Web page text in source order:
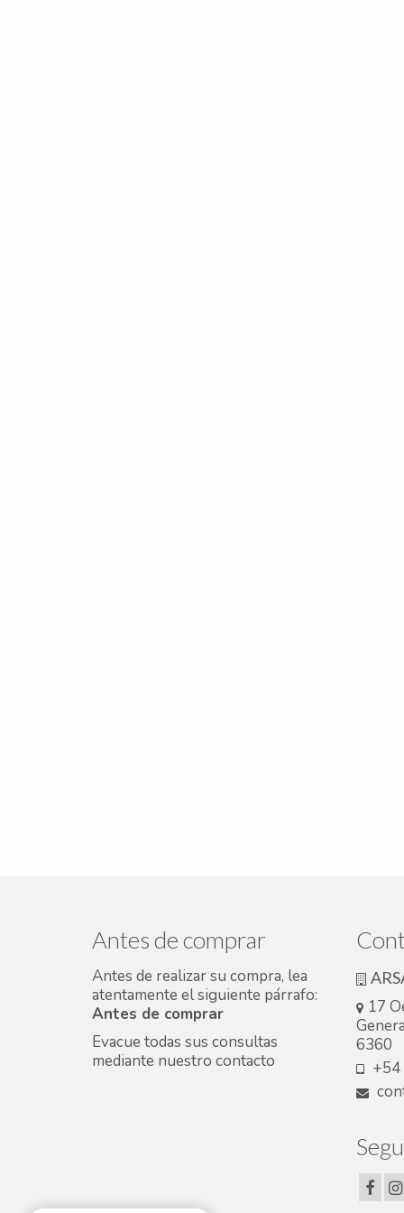
Antes de comprar
Antes de realizar su compra, lea
atentamente el siguiente párrafo:
Antes de comprar
Evacue todas sus consultas
mediante nuestro contacto
17
6360